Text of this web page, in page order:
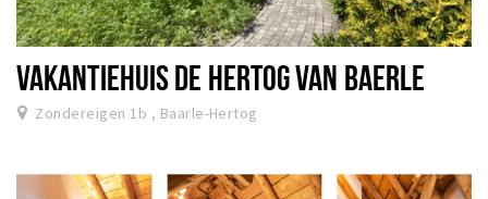
VAKANTIEHUIS DE HERTOG VAN BAERLE
Zondereigen 1b , Baarle-Hertog